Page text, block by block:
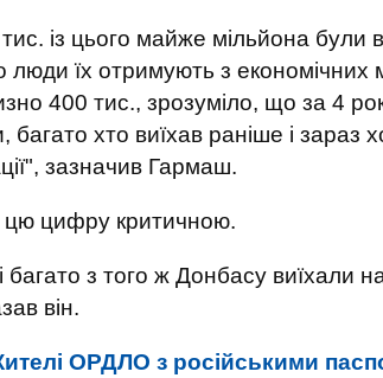
із цього майже мільйона були
їх отримують з економічних
400 тис., зрозуміло, що за 4
хто виїхав раніше і зараз
зазначив Гармаш.
цю цифру критичною.
з того ж Донбасу виїхали
він.
ОРДЛО з російськими